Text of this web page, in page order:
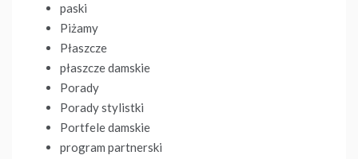
paski
Piżamy
Płaszcze
płaszcze damskie
Porady
Porady stylistki
Portfele damskie
program partnerski